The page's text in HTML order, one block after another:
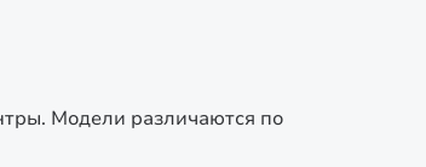
Модели различаются по